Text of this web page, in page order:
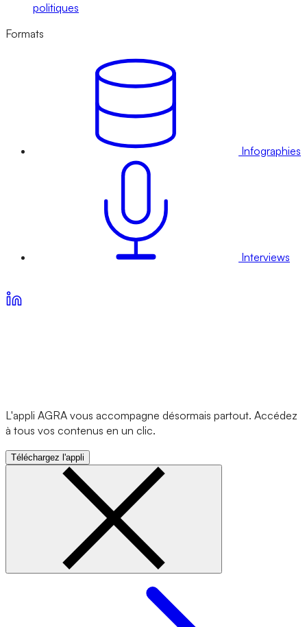
politiques
Formats
Infographies
Interviews
L'appli AGRA vous accompagne désormais partout. Accédez
à tous vos contenus en un clic.
Téléchargez l'appli